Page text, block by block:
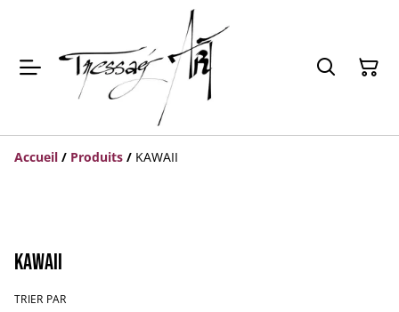
Accueil / Produits / KAWAII
KAWAII
TRIER PAR